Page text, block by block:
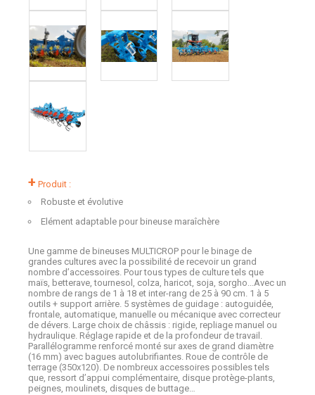
+ Produit :
Robuste et évolutive
Elément adaptable pour bineuse maraîchère
Une gamme de bineuses MULTICROP pour le binage de
grandes cultures avec la possibilité de recevoir un grand
nombre d’accessoires. Pour tous types de culture tels que
maïs, betterave, tournesol, colza, haricot, soja, sorgho...Avec un
nombre de rangs de 1 à 18 et inter-rang de 25 à 90 cm. 1 à 5
outils + support arrière. 5 systèmes de guidage : autoguidée,
frontale, automatique, manuelle ou mécanique avec correcteur
de dévers. Large choix de châssis : rigide, repliage manuel ou
hydraulique. Réglage rapide et de la profondeur de travail.
Parallélogramme renforcé monté sur axes de grand diamètre
(16 mm) avec bagues autolubrifiantes. Roue de contrôle de
terrage (350x120). De nombreux accessoires possibles tels
que, ressort d’appui complémentaire, disque protège-plants,
peignes, moulinets, disques de buttage…